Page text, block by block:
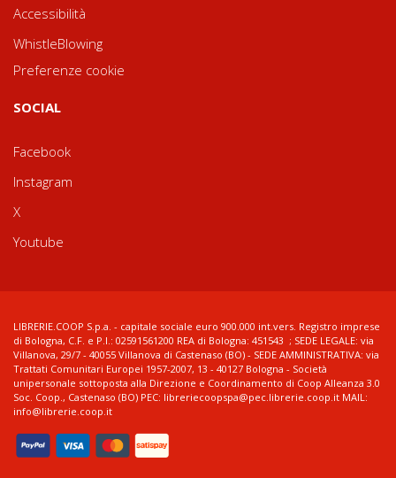
Accessibilità
WhistleBlowing
Preferenze cookie
SOCIAL
Facebook
Instagram
X
Youtube
LIBRERIE.COOP S.p.a. - capitale sociale euro 900.000 int.vers. Registro imprese
di Bologna, C.F. e P.I.: 02591561200 REA di Bologna: 451543 ; SEDE LEGALE: via
Villanova, 29/7 - 40055 Villanova di Castenaso (BO) - SEDE AMMINISTRATIVA: via
Trattati Comunitari Europei 1957-2007, 13 - 40127 Bologna - Società
unipersonale sottoposta alla Direzione e Coordinamento di Coop Alleanza 3.0
Soc. Coop., Castenaso (BO) PEC: libreriecoopspa@pec.librerie.coop.it MAIL:
info@librerie.coop.it